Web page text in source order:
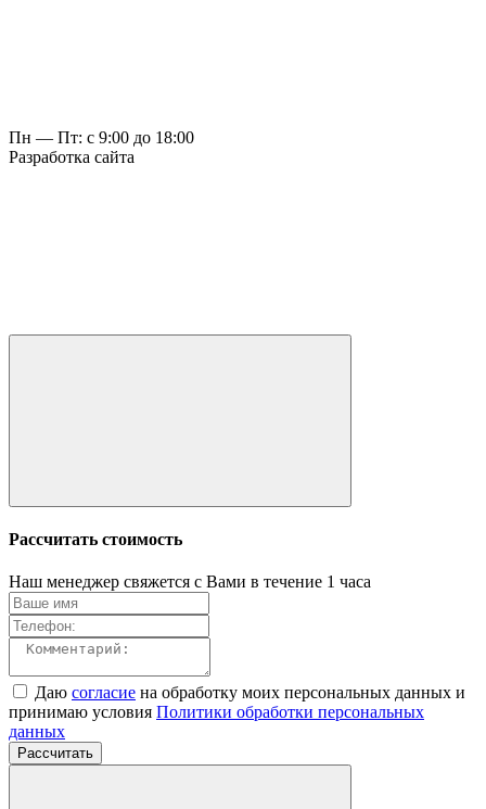
Пн — Пт: с 9:00 до 18:00
Разработка сайта
Рассчитать стоимость
Наш менеджер свяжется с Вами в течение 1 часа
Даю согласие на обработку моих персональных данных и
принимаю условия Политики обработки персональных
данных
Рассчитать